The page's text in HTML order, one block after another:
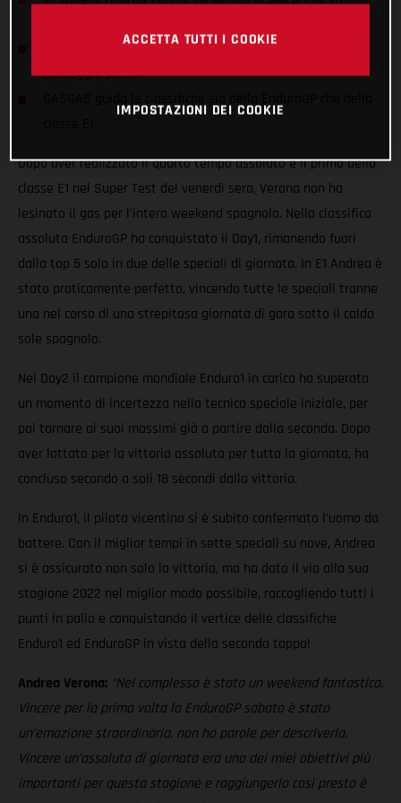
La sua difesa del titolo E1 riparte da una doppietta con
punteggio pieno
Dopo aver realizzato il quarto tempo assoluto e il primo della
classe E1 nel Super Test del venerdì sera, Verona non ha
lesinato il gas per l’intero weekend spagnolo. Nella classifica
assoluta EnduroGP ha conquistato il Day1, rimanendo fuori
dalla top 5 solo in due delle speciali di giornata. In E1 Andrea è
stato praticamente perfetto, vincendo tutte le speciali tranne
una nel corso di una strepitosa giornata di gara sotto il caldo
sole spagnolo.
Nel Day2 il campione mondiale Enduro1 in carica ha superato
un momento di incertezza nella tecnica speciale iniziale, per
poi tornare ai suoi massimi già a partire dalla seconda. Dopo
aver lottato per la vittoria assoluta per tutta la giornata, ha
concluso secondo a soli 18 secondi dalla vittoria.
In Enduro1, il pilota vicentino si è subito confermato l’uomo da
battere. Con il miglior tempi in sette speciali su nove, Andrea
si è assicurato non solo la vittoria, ma ha dato il via alla sua
stagione 2022 nel miglior modo possibile, raccogliendo tutti i
punti in palio e conquistando il vertice delle classifiche
Enduro1 ed EnduroGP in vista della seconda tappa!
Andrea Verona: “Nel complesso è stato un weekend fantastico.
Vincere per la prima volta la EnduroGP sabato è stato
un’emozione straordinaria, non ho parole per descriverla.
Vincere un’assoluta di giornata era uno dei miei obiettivi più
importanti per questa stagione e raggiungerlo così presto è
ACCETTA TUTTI I COOKIE
IMPOSTAZIONI DEI COOKIE